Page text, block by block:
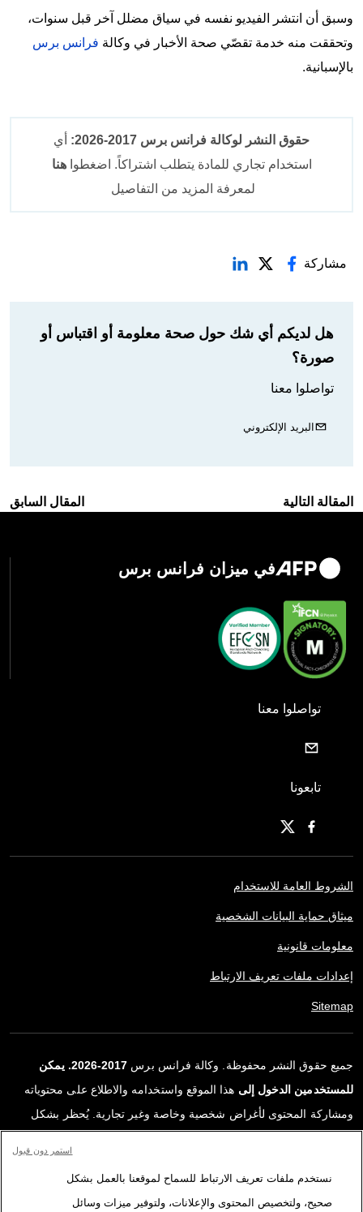
وسبق أن انتشر الفيديو نفسه في سياق مضلل آخر قبل سنوات،
وتحققت منه خدمة تقصّي صحة الأخبار في وكالة فرانس برس
بالإسبانية.
حقوق النشر لوكالة فرانس برس 2017-2026:
أي
استخدام تجاري للمادة يتطلب اشتراكاً. اضغطواهنا
لمعرفة المزيد من التفاصيل
مشاركة
هل لديكم أي شك حول صحة معلومة أو اقتباس أو
صورة؟
تواصلوا معنا
البريد الإلكتروني
المقالة التالية المقال السابق
في ميزان فرانس برس
تواصلوا معنا
تابعونا
الشروط العامة للاستخدام
ميثاق حماية البيانات الشخصية
معلومات قانونية
إعدادات ملفات تعريف الارتباط
Sitemap
جميع حقوق النشر محفوظة. وكالة فرانس برس
2017-2026. يمكن
للمستخدمين الدخول إلى هذا الموقع واستخدامه والاطلاع على محتوياته
ومشاركة المحتوى لأغراض شخصية وخاصة وغير تجارية. يُحظر بشكل
ترخيص محددة موقعة مع وكالة فرانس برس. المواد والروابط الواردة في
نستخدم ملفات تعريف الارتباط للسماح لموقعنا بالعمل بشكل
صحيح، ولتخصيص المحتوى والإعلانات، ولتوفير ميزات وسائل
استمر دون قبول